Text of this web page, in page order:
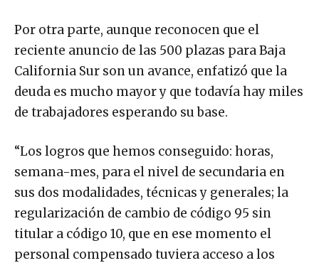
Por otra parte, aunque reconocen que el
reciente anuncio de las 500 plazas para Baja
California Sur son un avance, enfatizó que la
deuda es mucho mayor y que todavía hay miles
de trabajadores esperando su base.
“Los logros que hemos conseguido: horas,
semana-mes, para el nivel de secundaria en
sus dos modalidades, técnicas y generales; la
regularización de cambio de código 95 sin
titular a código 10, que en ese momento el
personal compensado tuviera acceso a los